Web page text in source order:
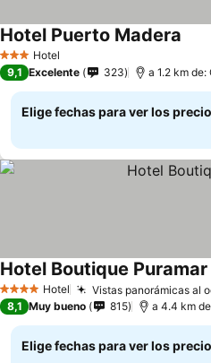
3 Estrellas
Hotel
Hotel Puerto Madera
9,1 Excelente 323 a 1.2 km
Elige fechas para ver los
4 EstrellasHotel Vistas panorámicas al
Hotel Boutique Puramar
8,1 Muy bueno 815 a 4.4 km
Elige fechas para ver los